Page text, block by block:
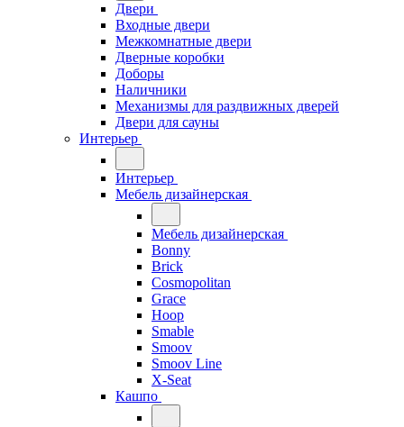
Двери
Входные двери
Межкомнатные двери
Дверные коробки
Доборы
Наличники
Механизмы для раздвижных дверей
Двери для сауны
Интерьер
Интерьер
Мебель дизайнерская
Мебель дизайнерская
Bonny
Brick
Cosmopolitan
Grace
Hoop
Smable
Smoov
Smoov Line
X-Seat
Кашпо